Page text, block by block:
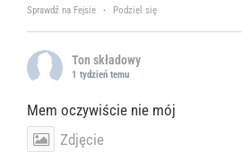
Sprawdź na Fejsie · Podziel się
Ton składowy
1 tydzień temu
Mem oczywiście nie mój
Zdjęcie